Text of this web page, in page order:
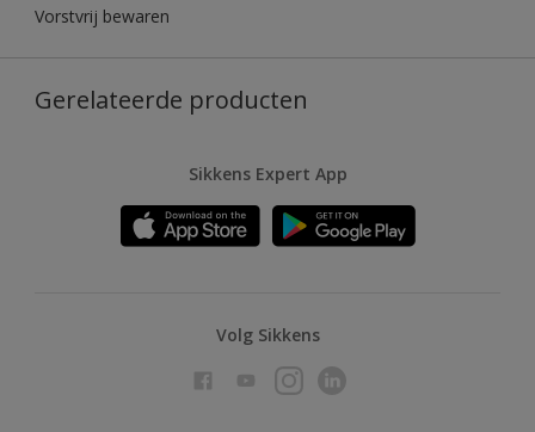
Vorstvrij bewaren
Gerelateerde producten
Sikkens Expert App
Volg Sikkens